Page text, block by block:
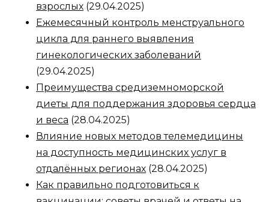
взрослых (29.04.2025)
Ежемесячный контроль менструального
цикла для раннего выявления
гинекологических заболеваний
(29.04.2025)
Преимущества средиземноморской
диеты для поддержания здоровья сердца
и веса (28.04.2025)
Влияние новых методов телемедицины
на доступность медицинских услуг в
отдалённых регионах (28.04.2025)
Как правильно подготовиться к